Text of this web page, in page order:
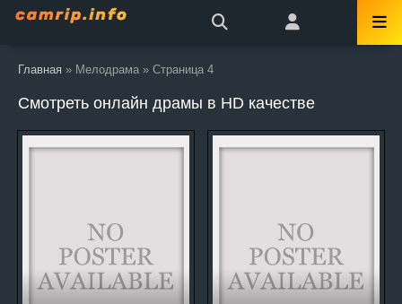
Главная » Мелодрама » Страница 4
Смотреть онлайн драмы в HD качестве